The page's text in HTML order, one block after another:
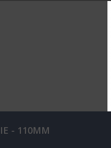
- 110MM